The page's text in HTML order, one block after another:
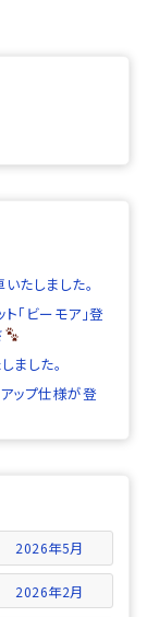
たしました。
「ビーモア」登
ました。
アップ仕様が登
2026年5月
2026年2月